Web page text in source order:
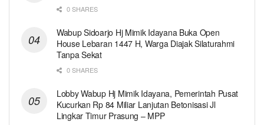
0 SHARES
Wabup Sidoarjo Hj Mimik Idayana Buka Open
House Lebaran 1447 H, Warga Diajak Silaturahmi
Tanpa Sekat
0 SHARES
Lobby Wabup Hj Mimik Idayana, Pemerintah Pusat
Kucurkan Rp 84 Miliar Lanjutan Betonisasi Jl
Lingkar Timur Prasung – MPP